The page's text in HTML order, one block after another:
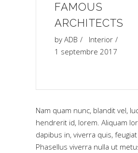
FAMOUS
ARCHITECTS
by ADB
Interior
1 septembre 2017
Nam quam nunc, blandit vel,
hendrerit id, lorem. Aliquam
dapibus in, viverra quis,
Phasellus viverra nulla ut